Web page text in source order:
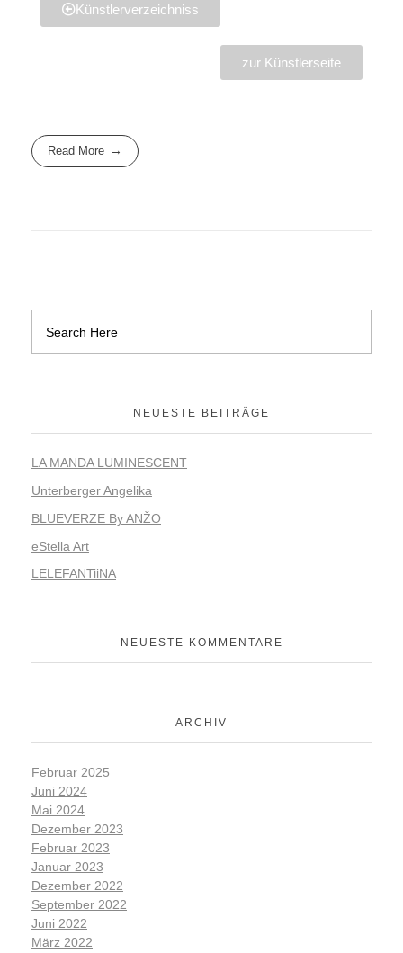
Künstlerverzeichniss
zur Künstlerseite
Read More
NEUESTE BEITRÄGE
LA MANDA LUMINESCENT
Unterberger Angelika
BLUEVERZE By ANŽO
eStella Art
LELEFANTiiNA
NEUESTE KOMMENTARE
ARCHIV
Februar 2025
Juni 2024
Mai 2024
Dezember 2023
Februar 2023
Januar 2023
Dezember 2022
September 2022
Juni 2022
März 2022